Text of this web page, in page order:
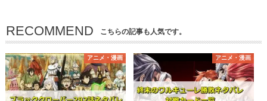
RECOMMEND こちらの記事も人気です。
アニメ・漫画 アニメ・漫画